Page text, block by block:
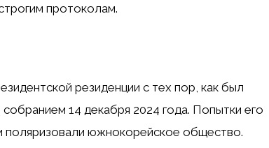
протоколам.
резиденции с тех пор, как был
14 декабря 2024 года. Попытки его
поляризовали южнокорейское общество.